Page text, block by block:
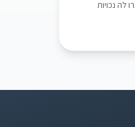
לה נכויות
כי התרשם מאוד